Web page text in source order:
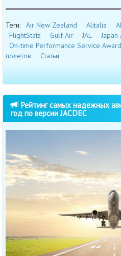
Теги: Air New Zealand Alitalia
FlightStats
Gulf Air JAL Japan
On-time Performance Service
полетов
Статьи
Рейтинг самых надежных
год по версии JACDEC